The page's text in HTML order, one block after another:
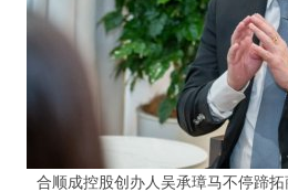
合顺成控股创办人吴承璋马不停蹄